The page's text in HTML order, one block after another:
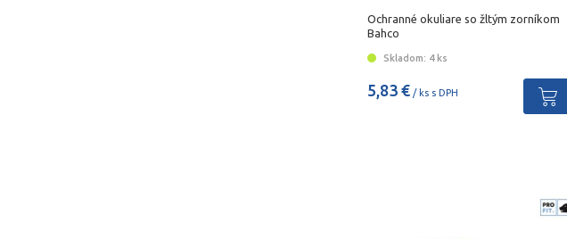
Ochranné okuliare so žltým zorníkom
Bahco
Skladom: 4 ks
5,83 € / ks s DPH